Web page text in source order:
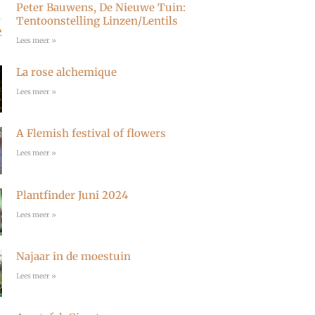
r
a
m
Peter Bauwens, De Nieuwe Tuin:
Tentoonstelling Linzen/Lentils
Lees meer »
La rose alchemique
Lees meer »
A Flemish festival of flowers
Lees meer »
Plantfinder Juni 2024
Lees meer »
Najaar in de moestuin
Lees meer »